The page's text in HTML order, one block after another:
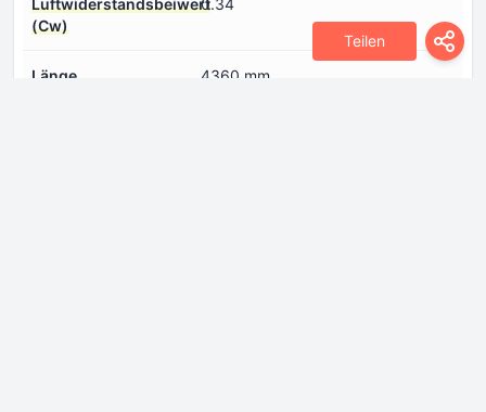
Teilen
Luftwiderstandsbeiwert
(Cw)
0.34
Länge 4360 mm